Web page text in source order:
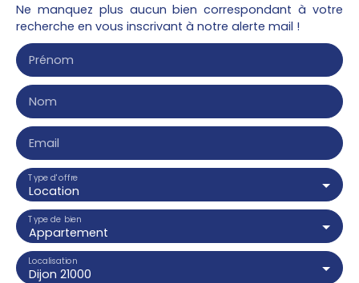
Ne manquez plus aucun bien correspondant à votre
recherche en vous inscrivant à notre alerte mail !
Prénom
Nom
Email
Location
Type d'offre
Appartement
Type de bien
Dijon 21000
Localisation